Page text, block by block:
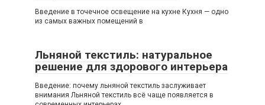
Введение в точечное освещение на кухне Кухня — одно
из самых важных помещений в
Льняной текстиль: натуральное
решение для здорового интерьера
Введение: почему льняной текстиль заслуживает
внимания Льняной текстиль всё чаще появляется в